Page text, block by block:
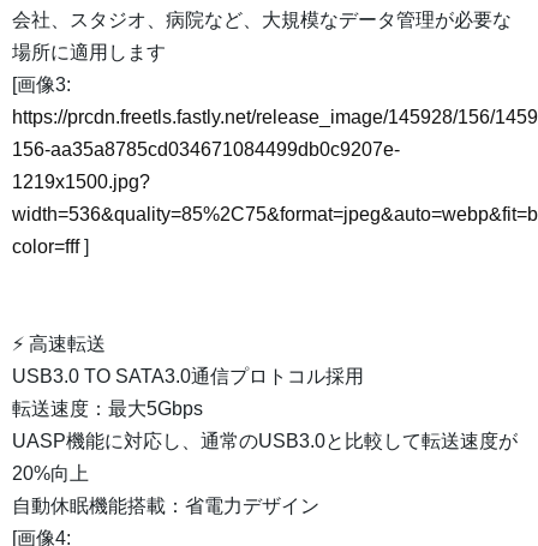
会社、スタジオ、病院など、大規模なデータ管理が必要な
場所に適用します
[画像3:
https://prcdn.freetls.fastly.net/release_image/145928/156/
156-aa35a8785cd034671084499db0c9207e-
1219x1500.jpg?
color=fff]
⚡ 高速転送
USB3.0 TO SATA3.0通信プロトコル採用
転送速度：最大5Gbps
UASP機能に対応し、通常のUSB3.0と比較して転送速度が
20%向上
自動休眠機能搭載：省電力デザイン
[画像4: